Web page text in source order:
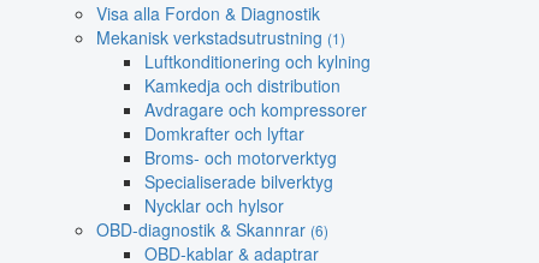
Visa alla Fordon & Diagnostik
Mekanisk verkstadsutrustning (1)
Luftkonditionering och kylning
Kamkedja och distribution
Avdragare och kompressorer
Domkrafter och lyftar
Broms- och motorverktyg
Specialiserade bilverktyg
Nycklar och hylsor
OBD-diagnostik & Skannrar (6)
OBD-kablar & adaptrar